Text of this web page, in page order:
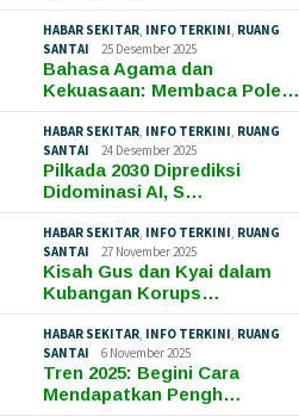
HABAR SEKITAR INFO TERKINI RUANG
SANTAI
25 Desember 2025
Bahasa Agama dan
Kekuasaan: Membaca Pole…
HABAR SEKITAR INFO TERKINI RUANG
SANTAI
24 Desember 2025
Pilkada 2030 Diprediksi
Didominasi AI, S…
HABAR SEKITAR INFO TERKINI RUANG
SANTAI
27 November 2025
Kisah Gus dan Kyai dalam
Kubangan Korups…
HABAR SEKITAR INFO TERKINI RUANG
SANTAI
6 November 2025
Tren 2025: Begini Cara
Mendapatkan Pengh…